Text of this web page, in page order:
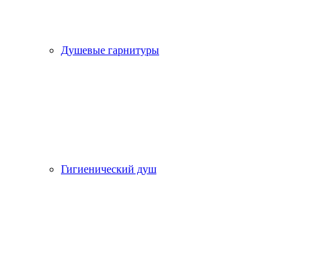
Душевые гарнитуры
Гигиенический душ